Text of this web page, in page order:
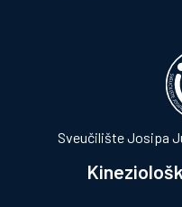
Sveučilište Josipa